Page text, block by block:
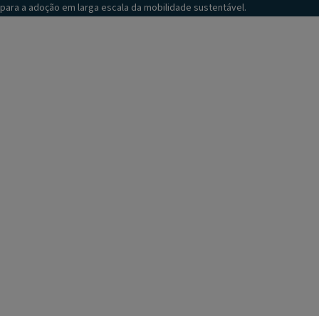
para a adoção em larga escala da mobilidade sustentável.